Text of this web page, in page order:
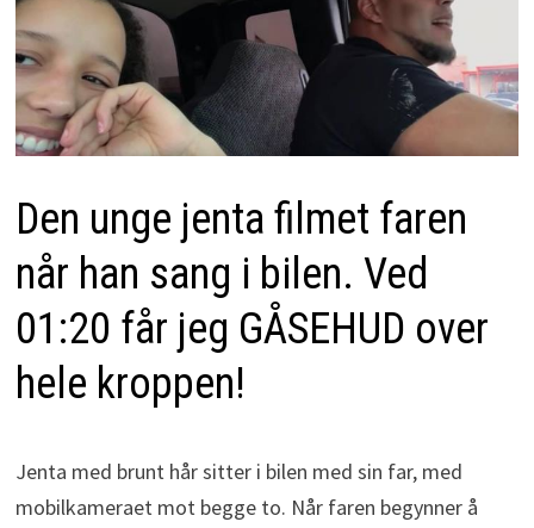
Den unge jenta filmet faren
når han sang i bilen. Ved
01:20 får jeg GÅSEHUD over
hele kroppen!
Jenta med brunt hår sitter i bilen med sin far, med
mobilkameraet mot begge to. Når faren begynner å